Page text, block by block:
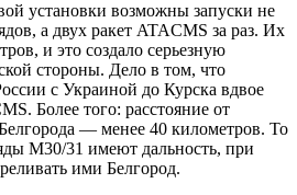
установки возможны запуски не
а двух ракет ATACMS за раз. Их
и это создало серьезную
стороны. Дело в том, что
с Украиной до Курска вдвое
Более того: расстояние от
— менее 40 километров. То
М30/31 имеют дальность, при
ими Белгород.